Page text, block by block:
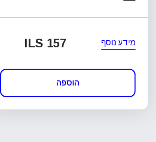
מידע נוסף ILS 157
הוספה